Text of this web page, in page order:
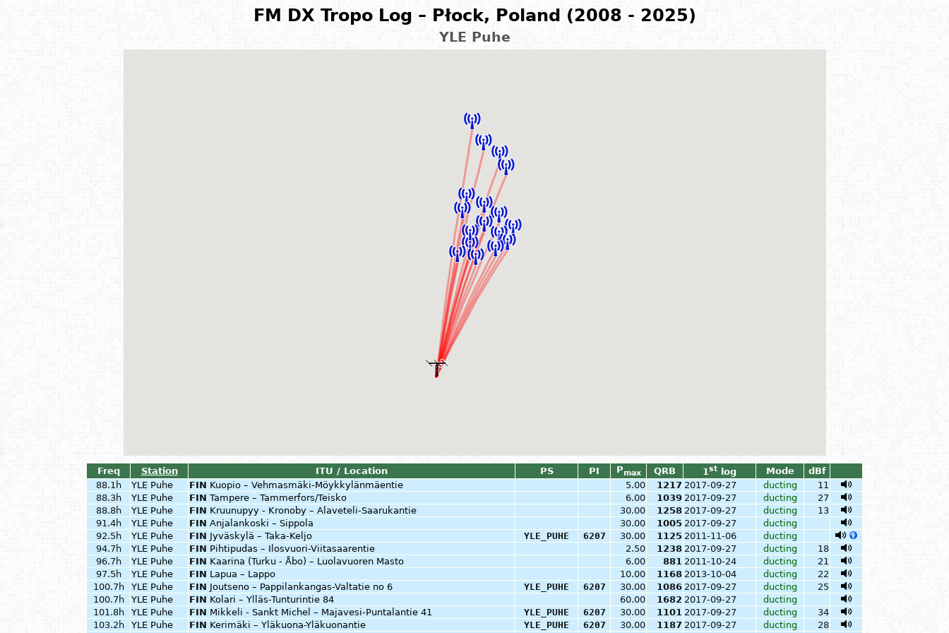
FM DX Tropo Log – Płock, Poland (2008 - 2025)
YLE Puhe
Freq Station ITU / Location PS PI Pmax QRB 1st log Mode
dBf
88.1h
YLE Puhe FIN Kuopio – Vehmasmäki-Möykkylänmäentie 5.00 1217 2017-09-27 ducting
11
88.3h
YLE Puhe FIN Tampere – Tammerfors/Teisko 6.00 1039 2017-09-27 ducting
27
88.8h
YLE Puhe FIN Kruunupyy - Kronoby – Alaveteli-Saarukantie 30.00 1258 2017-09-27 ducting
13
91.4h
YLE Puhe FIN Anjalankoski – Sippola 30.00 1005 2017-09-27
ducting
92.5h
YLE Puhe FIN Jyväskylä – Taka-Keljo YLE_PUHE 6207 30.00 1125 2011-11-06
ducting
94.7h
YLE Puhe FIN Pihtipudas – Ilosvuori-Viitasaarentie 2.50 1238 2017-09-27 ducting
18
96.7h
YLE Puhe FIN Kaarina (Turku - Åbo) – Luolavuoren Masto 6.00 881 2011-10-24 ducting
21
97.5h
YLE Puhe FIN Lapua – Lappo 10.00 1168 2013-10-04 ducting
22
100.7h
YLE Puhe FIN Joutseno – Pappilankangas-Valtatie no 6 YLE_PUHE 6207 30.00 1086 2017-09-27 ducting
25
100.7h
YLE Puhe FIN Kolari – Ylläs-Tunturintie 84 60.00 1682 2017-09-27
ducting
101.8h
YLE Puhe FIN Mikkeli - Sankt Michel – Majavesi-Puntalantie 41 YLE_PUHE 6207 30.00 1101 2017-09-27 ducting
34
103.2h
YLE Puhe FIN Kerimäki – Yläkuona-Yläkuonantie YLE_PUHE 6207 30.00 1187 2017-09-27 ducting
28